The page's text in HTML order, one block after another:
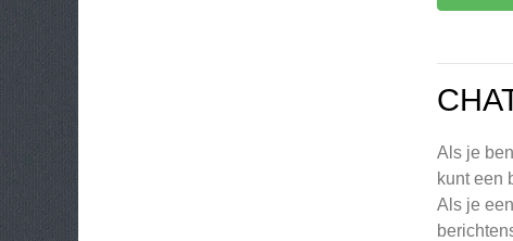
Als je
kunt een
Als je